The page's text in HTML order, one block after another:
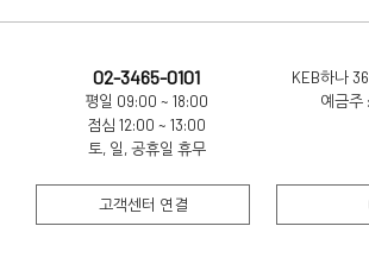
02-3465-0101
평일 09:00 ~ 18:00
점심 12:00 ~ 13:00
토, 일, 공휴일 휴무
고객센터 연결
KEB하나
예금주